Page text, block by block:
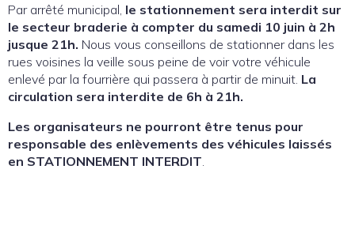
Par arrêté municipal, le stationnement sera interdit sur
le secteur braderie à compter du samedi 10 juin à 2h
jusque 21h. Nous vous conseillons de stationner dans les
rues voisines la veille sous peine de voir votre véhicule
enlevé par la fourrière qui passera à partir de minuit. La
circulation sera interdite de 6h à 21h.
Les organisateurs ne pourront être tenus pour
responsable des enlèvements des véhicules laissés
en STATIONNEMENT INTERDIT